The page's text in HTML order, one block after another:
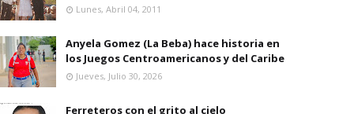
Lunes, Abril 04, 2011
Anyela Gomez (La Beba) hace historia en
los Juegos Centroamericanos y del Caribe
Jueves, Julio 30, 2026
Ferreteros con el grito al cielo